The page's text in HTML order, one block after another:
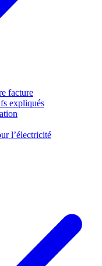
facture
expliqués
l’électricité